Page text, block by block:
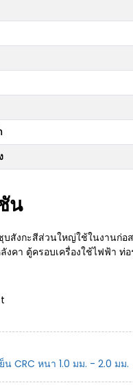
น
สังกะสีส่วนใหญ่ใช้ในงานก่อ
งคา ตู้ครอบเครื่องใช้ไฟฟ้า
น CRC หนา 1.0 มม. - 2.0 มม.